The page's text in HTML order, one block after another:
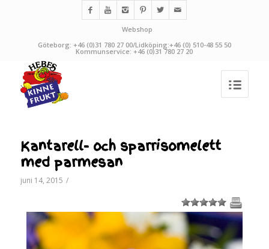
Webshop
Göteborg: +46 (0)31 780 27 00/Lidköping:+46 (0) 510-48 55 50
Kommunservice: +46 (0)31 780 27 20
Kantarell- och sparrisomelett
med parmesan
juni 14, 2015 /
1 2 3 4 5